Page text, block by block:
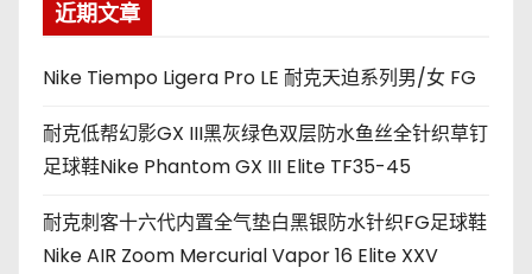
近期文章
Nike Tiempo Ligera Pro LE 耐克天迫系列男/女 FG
耐克低帮幻影GX III黑灰绿色双层防水鱼丝全针织草钉
足球鞋Nike Phantom GX III Elite TF35-45
耐克刺客十六代内置全气垫白黑银防水针织FG足球鞋
Nike AIR Zoom Mercurial Vapor 16 Elite XXV